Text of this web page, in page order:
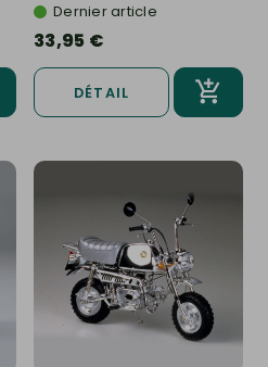
Dernier article
33,95 €
DÉTAIL